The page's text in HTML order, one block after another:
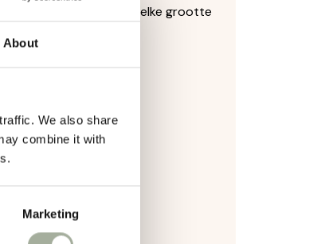
About
We also share
combine it with
Marketing
ze voor honden van elke grootte
aromatisch blijven.